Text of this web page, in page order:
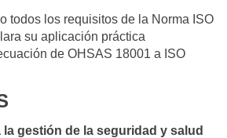
todos los requisitos de la Norma ISO
su aplicación práctica
de OHSAS 18001 a ISO
la gestión de la seguridad y salud